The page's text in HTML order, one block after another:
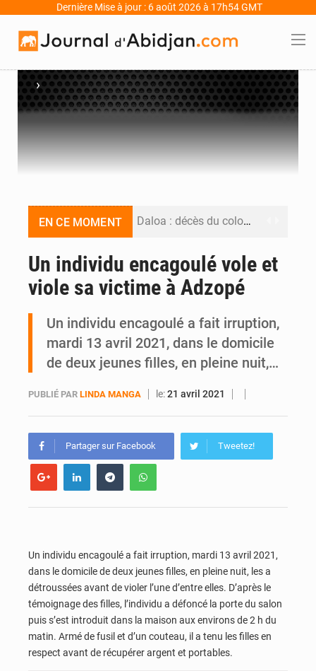
Dernière Mise à jour : 6 août 2026 à 17h54 GMT
›
EN CE MOMENT Daloa : décès du colonel Karim Traoré, commandant de la Section de recherches de la gendarmerie après une activité sportive
PDCI-RDA : Maurice Kakou Guikahué conteste l’ancienneté de Tidjane Thiam au Bureau politique
SOTRA / Yopougon : la gare Kouté délocalisée temporairement vers SIDECI pour la fête de l’Indépendance
Un individu encagoulé vole et
viole sa victime à Adzopé
Un individu encagoulé a fait irruption,
mardi 13 avril 2021, dans le domicile
de deux jeunes filles, en pleine nuit,…
PUBLIÉ PAR LINDA MANGA le:21 avril 2021
Partager sur Facebook Tweetez!
Un individu encagoulé a fait irruption, mardi 13 avril 2021,
dans le domicile de deux jeunes filles, en pleine nuit, les a
détroussées avant de violer l’une d’entre elles. D’après le
témoignage des filles, l’individu a défoncé la porte du salon
puis s’est introduit dans la maison aux environs de 2 h du
matin. Armé de fusil et d’un couteau, il a tenu les filles en
respect avant de récupérer argent et portables.